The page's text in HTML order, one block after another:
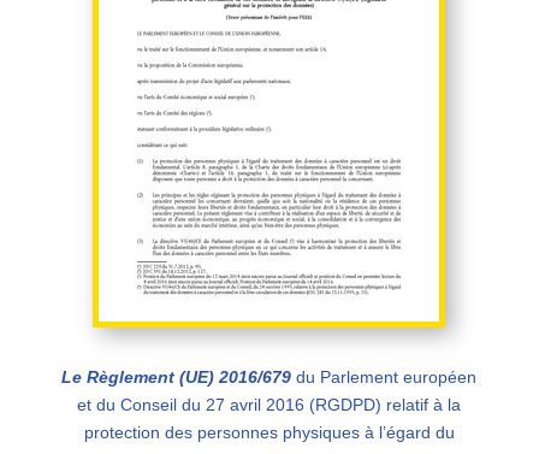
Le Règlement (UE) 2016/679du Parlement européen
et du Conseil du 27 avril 2016 (RGDPD) relatif à la
protection des personnes physiques à l’égard du